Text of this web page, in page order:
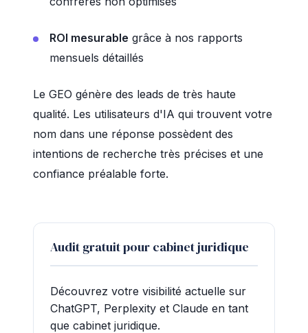
ROI mesurable grâce à nos rapports
mensuels détaillés
Le GEO génère des leads de très haute
qualité. Les utilisateurs d'IA qui trouvent votre
nom dans une réponse possèdent des
intentions de recherche très précises et une
confiance préalable forte.
Audit gratuit pour cabinet juridique
Découvrez votre visibilité actuelle sur
ChatGPT, Perplexity et Claude en tant
que cabinet juridique.